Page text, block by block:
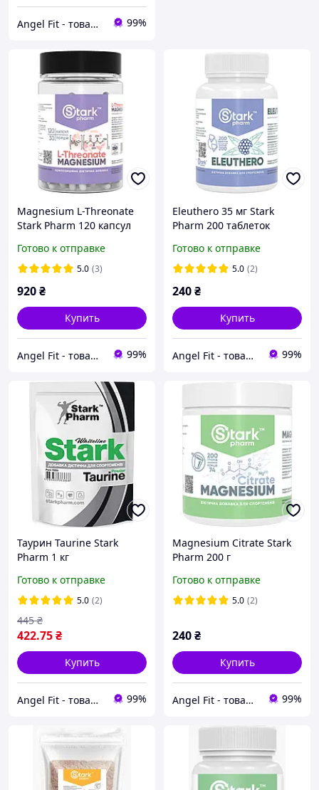
Angel Fit - товари для здоров'я, спорту та активного життя 99%
Magnesium L-Threonate
Stark Pharm 120 капсул
Готово к отправке
5.0 (3)
920₴
Купить
Angel Fit - товари для здоров'я, спорту та активного життя 99%
Eleuthero 35 мг Stark
Pharm 200 таблеток
Готово к отправке
5.0 (2)
240₴
Купить
Angel Fit - товари для здоров'я, спорту та активного життя 99%
Таурин Taurine Stark
Pharm 1 кг
Готово к отправке
5.0 (2)
422.75₴
445 ₴
Купить
Angel Fit - товари для здоров'я, спорту та активного життя 99%
Magnesium Citrate Stark
Pharm 200 г
Готово к отправке
5.0 (2)
240₴
Купить
Angel Fit - товари для здоров'я, спорту та активного життя 99%